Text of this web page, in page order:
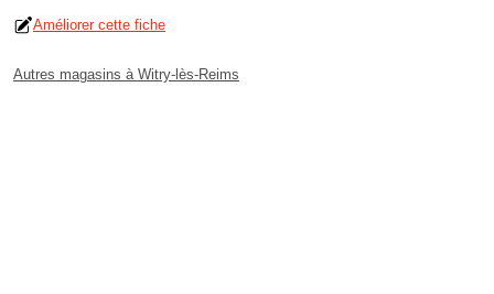
Améliorer cette fiche
Autres magasins à Witry-lès-Reims